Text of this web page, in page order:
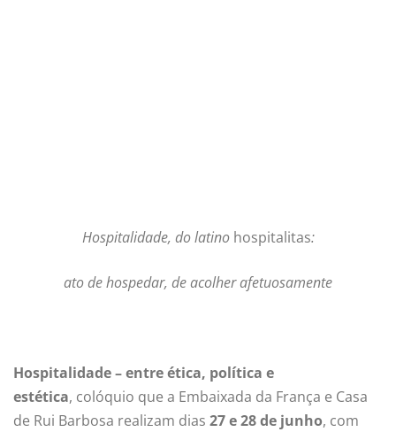
Hospitalidade, do latino hospitalitas:
ato de hospedar, de acolher afetuosamente
Hospitalidade – entre ética, política e
estética, colóquio que a Embaixada da França e Casa
de Rui Barbosa realizam dias 27 e 28 de junho, com